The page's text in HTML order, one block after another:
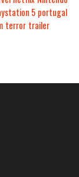
5 portugal
terror trailer